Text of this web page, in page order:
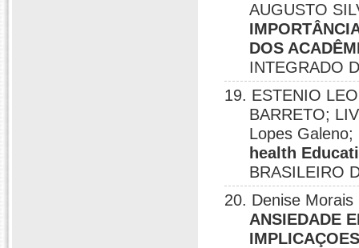
AUGUSTO
DOS
INTEGRADO
19. ESTENIO
BARRETO;
Lopes
health
BRASILEIRO
20. Denise
ANSIEDADE